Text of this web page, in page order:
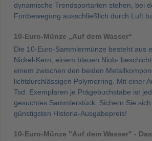
dynamische Trendsportarten stehen, bei
Fortbewegung ausschließlich durch Luft
10-Euro-Münze „Auf dem Wasser“
Die 10-Euro-Sammlermünze besteht aus
Nickel-Kern, einem blauen Niob-
einem zwischen den beiden
lichtdurchlässigen Polymerring. Mit einer
Tsd. Exemplaren je Prägebuchstabe ist
gesuchtes Sammlerstück. Sichern Sie
günstigsten Historia-Ausgabepreis!
10-Euro-Münze "Auf dem Wasser" -